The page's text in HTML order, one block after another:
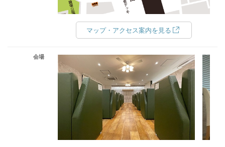
マップ・アクセス案内を見る
会場